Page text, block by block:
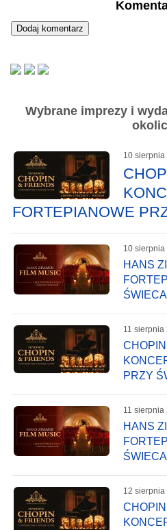
Wybrane imprezy i
10 sierpnia
FORTEPIANOWE
10 sierpnia
HANS
11 sierpnia
PRZY
11 sierpnia
HANS
12